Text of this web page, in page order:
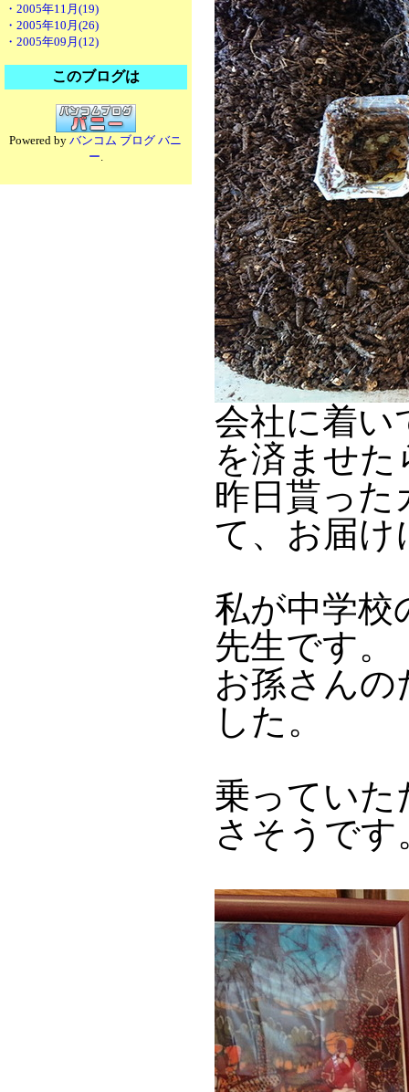
・2005年11月(19)
・2005年10月(26)
・2005年09月(12)
このブログは
Powered byバンコム ブログ バニ
ー.
会社に着い
を済ませた
昨日貰った
て、お届け
私が中学校
先生です。
お孫さん
した。
乗っていた
さそうです